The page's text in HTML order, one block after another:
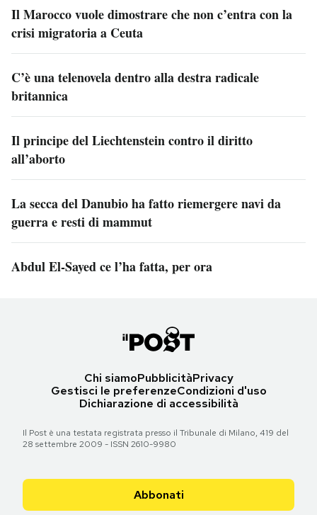
Il Marocco vuole dimostrare che non c’entra con la
crisi migratoria a Ceuta
C’è una telenovela dentro alla destra radicale
britannica
Il principe del Liechtenstein contro il diritto
all’aborto
La secca del Danubio ha fatto riemergere navi da
guerra e resti di mammut
Abdul El-Sayed ce l’ha fatta, per ora
Chi siamoPubblicitàPrivacy
Gestisci le preferenzeCondizioni d'uso
Dichiarazione di accessibilità
Il Post è una testata registrata presso il Tribunale di Milano, 419 del
28 settembre 2009 - ISSN 2610-9980
Abbonati